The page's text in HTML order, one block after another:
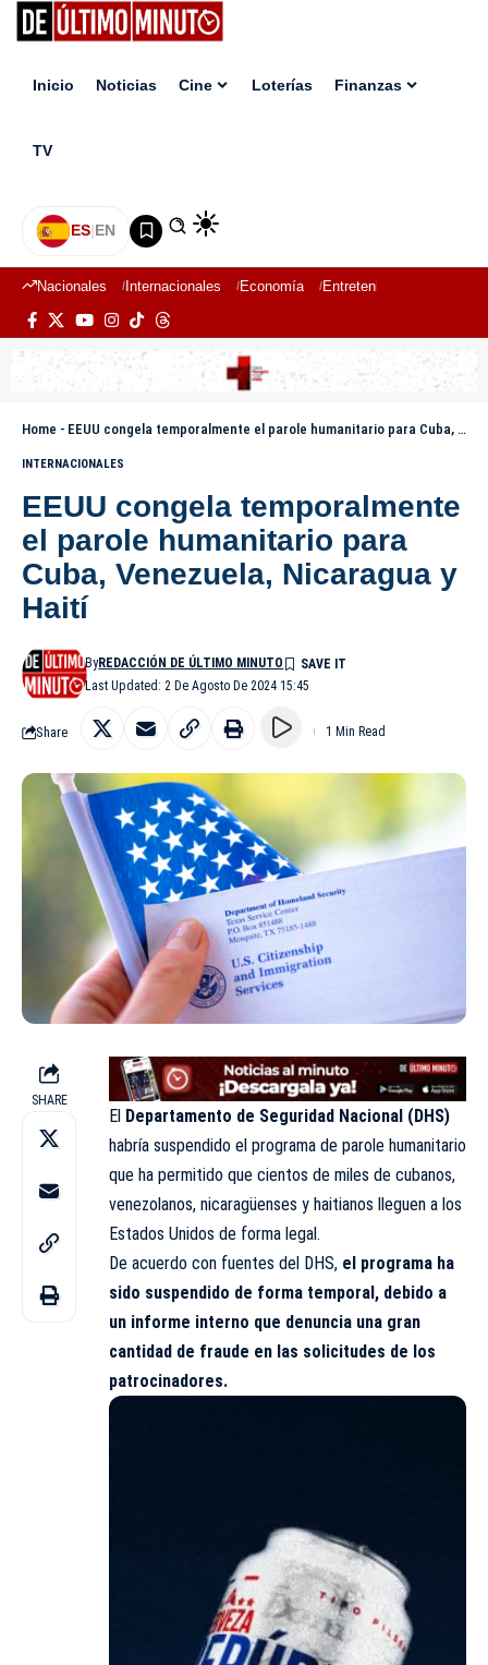
Inicio Noticias Cine Loterías Finanzas
TV
ES|EN
Nacionales Internacionales Economía Entretenimiento
Home - EEUU congela temporalmente el parole humanitario para Cuba, Venezuela, Nicaragua y Haití
INTERNACIONALES
EEUU congela temporalmente
el parole humanitario para
Cuba, Venezuela, Nicaragua y
Haití
Last Updated: 2 De Agosto De 2024 15:45
ByREDACCIÓN DE ÚLTIMO MINUTO
Share 1 Min Read
SHARE
El Departamento de Seguridad Nacional (DHS)
habría suspendido el programa de parole humanitario
que ha permitido que cientos de miles de cubanos,
venezolanos, nicaragüenses y haitianos lleguen a los
Estados Unidos de forma legal.
De acuerdo con fuentes del DHS, el programa ha
sido suspendido de forma temporal, debido a
un informe interno que denuncia una gran
cantidad de fraude en las solicitudes de los
patrocinadores.